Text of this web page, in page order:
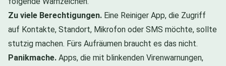
Zu viele Berechtigungen. Eine Reiniger App, die Zugriff
auf Kontakte, Standort, Mikrofon oder SMS möchte, sollte
stutzig machen. Fürs Aufräumen braucht es das nicht.
Panikmache. Apps, die mit blinkenden Virenwarnungen,